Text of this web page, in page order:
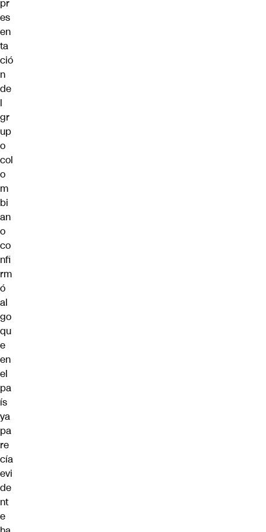
pr
es
en
ta
ció
n
de
l
gr
up
o
col
o
m
bi
an
o
co
nfi
rm
ó
al
go
qu
e
en
el
pa
ís
ya
pa
re
cía
evi
de
nt
e